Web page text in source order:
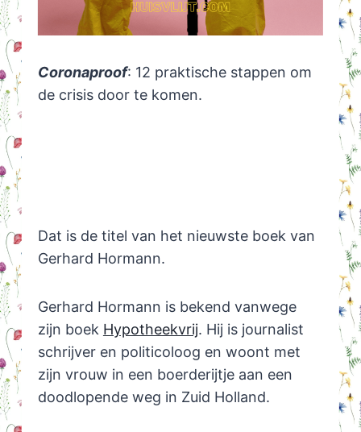
Coronaproof: 12 praktische stappen om
de crisis door te komen.
Dat is de titel van het nieuwste boek van
Gerhard Hormann.
Gerhard Hormann is bekend vanwege
zijn boek Hypotheekvrij. Hij is journalist
schrijver en politicoloog en woont met
zijn vrouw in een boerderijtje aan een
doodlopende weg in Zuid Holland.